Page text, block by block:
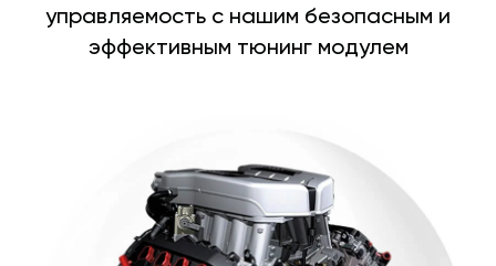
управляемость с нашим безопасным и
эффективным тюнинг модулем